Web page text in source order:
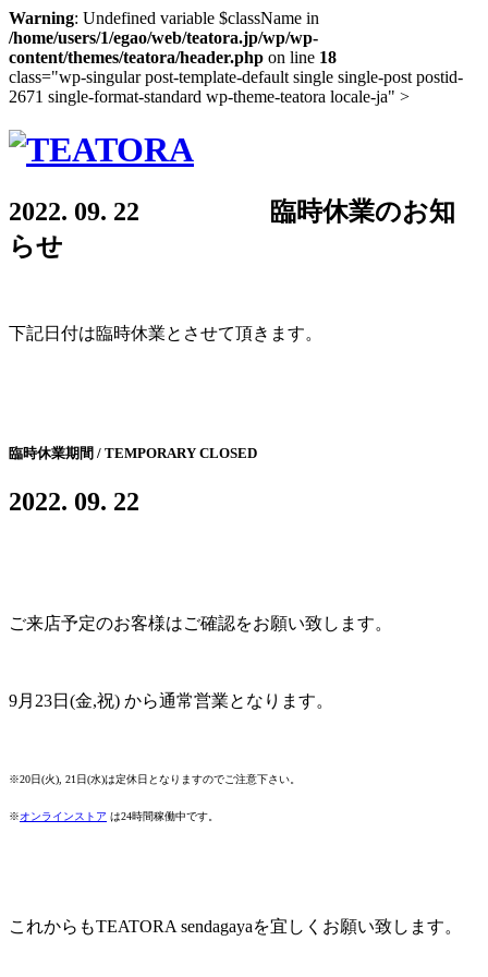
Warning: Undefined variable $className in
/home/users/1/egao/web/teatora.jp/wp/wp-
content/themes/teatora/header.php on line 18
class="wp-singular post-template-default single single-post postid-
2671 single-format-standard wp-theme-teatora locale-ja" >
2022. 09. 22 臨時休業のお知
らせ
下記日付は臨時休業とさせて頂きます。
臨時休業期間 / TEMPORARY CLOSED
2022. 09. 22
ご来店予定のお客様はご確認をお願い致します。
9月23日(金,祝) から通常営業となります。
※20日(火), 21日(水)は定休日となりますのでご注意下さい。
※オンラインストア は24時間稼働中です。
これからもTEATORA sendagayaを宜しくお願い致します。